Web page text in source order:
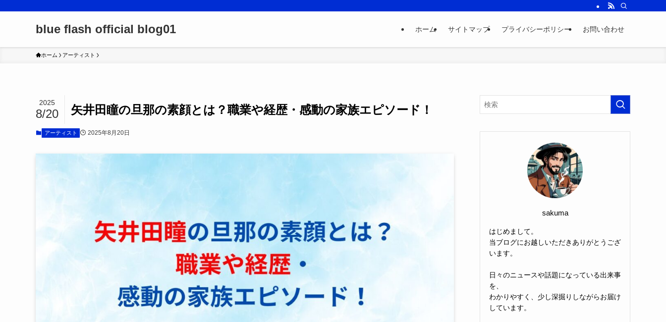
blue flash official blog01 ホーム サイトマップ プライバシーポリシー お問い合わせ
ホーム アーティスト
矢井田瞳の旦那の素顔とは？職業や経歴・感動の家族エピソード！
2025
8/20
アーティスト 2025年8月20日
sakuma
はじめまして。
当ブログにお越しいただきありがとうござ
います。
日々のニュースや話題になっている出来事
を、
わかりやすく、少し深掘りしながらお届け
しています。